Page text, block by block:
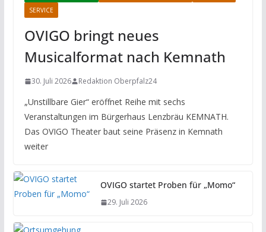
SERVICE
OVIGO bringt neues
Musicalformat nach Kemnath
30. Juli 2026 Redaktion Oberpfalz24
„Unstillbare Gier“ eröffnet Reihe mit sechs
Veranstaltungen im Bürgerhaus Lenzbräu KEMNATH.
Das OVIGO Theater baut seine Präsenz in Kemnath
weiter
OVIGO startet Proben für „Momo“
29. Juli 2026